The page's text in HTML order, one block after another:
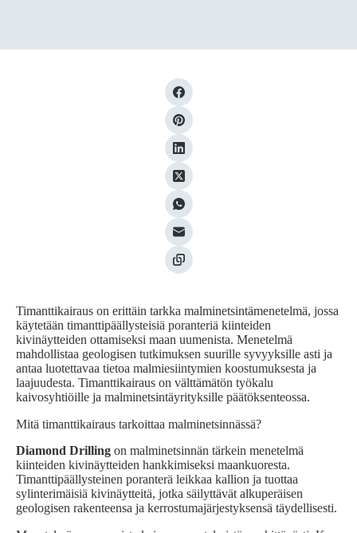
Timanttikairaus on erittäin tarkka malminetsintämenetelmä, jossa
käytetään timanttipäällysteisiä poranteriä kiinteiden
kivinäytteiden ottamiseksi maan uumenista. Menetelmä
mahdollistaa geologisen tutkimuksen suurille syvyyksille asti ja
antaa luotettavaa tietoa malmiesiintymien koostumuksesta ja
laajuudesta. Timanttikairaus on välttämätön työkalu
kaivosyhtiöille ja malminetsintäyrityksille päätöksenteossa.
Mitä timanttikairaus tarkoittaa malminetsinnässä?
Diamond Drilling on malminetsinnän tärkein menetelmä
kiinteiden kivinäytteiden hankkimiseksi maankuoresta.
Timanttipäällysteinen poranterä leikkaa kallion ja tuottaa
sylinterimäisiä kivinäytteitä, jotka säilyttävät alkuperäisen
geologisen rakenteensa ja kerrostumajärjestyksensä täydellisesti.